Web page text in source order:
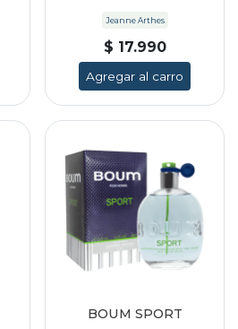
Jeanne Arthes
$ 17.990
Agregar al carro
BOUM SPORT